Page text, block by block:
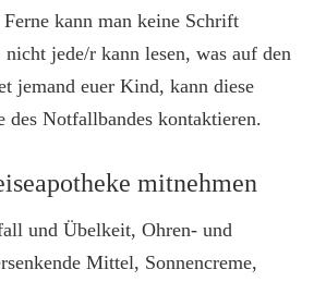
kann man keine Schrift
jede/r kann lesen, was auf den
jemand euer Kind, kann diese
des Notfallbandes kontaktieren.
mitnehmen
und Übelkeit, Ohren- und
Mittel, Sonnencreme,